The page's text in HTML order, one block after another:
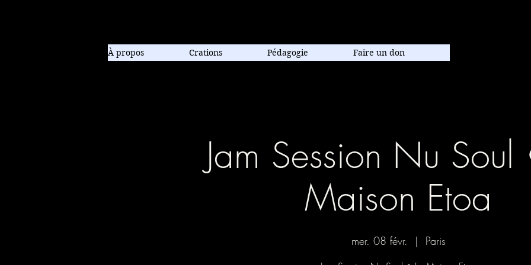
À propos Crations Pédagogie Faire un don
Jam Session Nu Soul
Maison Etoa
mer. 08 févr.
  |
Paris